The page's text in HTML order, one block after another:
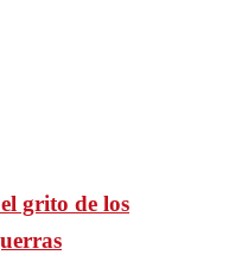
grito de los